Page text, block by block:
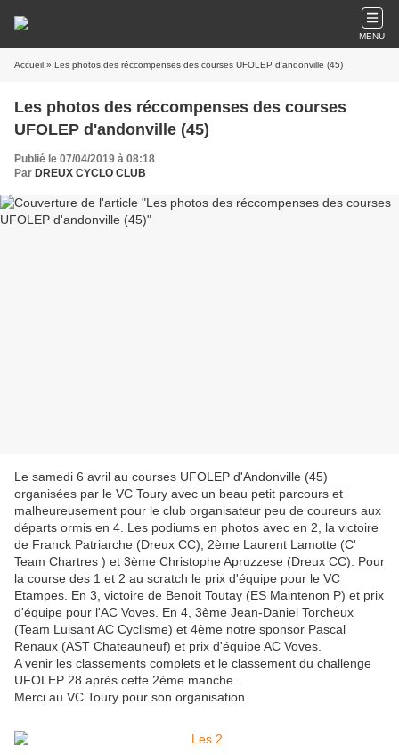
MENU
Accueil » Les photos des réccompenses des courses UFOLEP d'andonville (45)
Les photos des réccompenses des courses
UFOLEP d'andonville (45)
Publié le 07/04/2019 à 08:18
Par DREUX CYCLO CLUB
Le samedi 6 avril au courses UFOLEP d'Andonville (45)
organisées par le VC Toury avec un beau petit parcours et
malheureusement pour le club organisateur peu de coureurs aux
départs ormis en 4. Les podiums en photos avec en 2, la victoire
de Franck Patriarche (Dreux CC), 2ème Laurent Lamotte (C'
Team Chartres ) et 3ème Christophe Apruzzese (Dreux CC). Pour
la course des 1 et 2 au scratch le prix d'équipe pour le VC
Etampes. En 3, victoire de Benoit Toutay (ES Maintenon P) et prix
d'équipe pour l'AC Voves. En 4, 3ème Jean-Daniel Torcheux
(Team Luisant AC Cyclisme) et 4ème notre sponsor Pascal
Renaux (AST Chateauneuf) et prix d'équipe AC Voves.
A venir les classements complets et le classement du challenge
UFOLEP 28 après cette 2ème manche.
Merci au VC Toury pour son organisation.